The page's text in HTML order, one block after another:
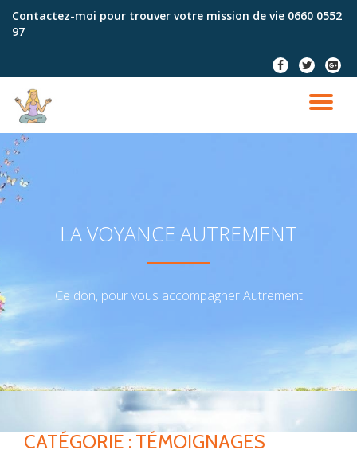
Aller
Contactez-moi pour trouver votre mission de vie 0660 0552
97
fa-
facebook
fa-
twitter
fa-
plus-
LA VOYANCE AUTREMENT
Ce don, pour vous accompagner Autrement
CATÉGORIE : TÉMOIGNAGES